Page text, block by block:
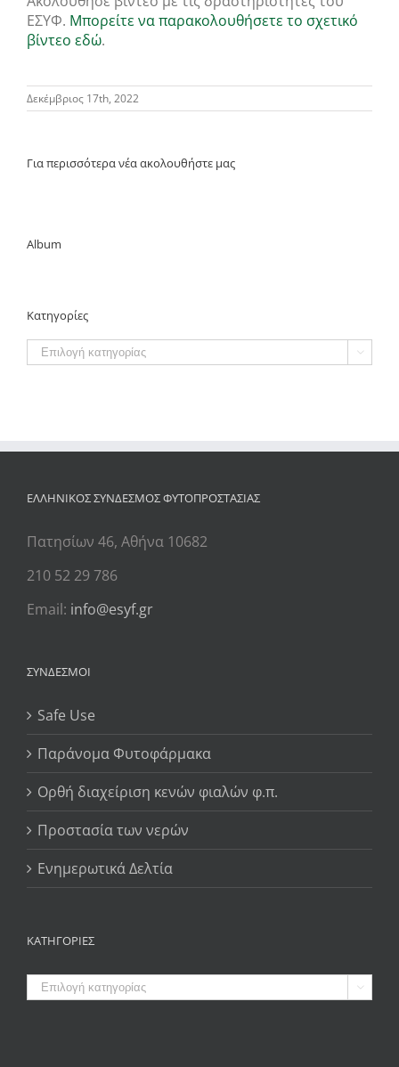
ΕΣΥΦ. Μπορείτε να παρακολουθήσετε το σχετικό
βίντεο εδώ.
Δεκέμβριος 17th, 2022
Για περισσότερα νέα ακολουθήστε μας
Album
Κατηγορίες
Κατηγορίες 
ΕΛΛΗΝΙΚΟΣ ΣΥΝΔΕΣΜΟΣ ΦΥΤΟΠΡΟΣΤΑΣΙΑΣ
Πατησίων 46, Αθήνα 10682
210 52 29 786
Email: info@esyf.gr
ΣΥΝΔΕΣΜΟΙ
Safe Use
Παράνομα Φυτοφάρμακα
Ορθή διαχείριση κενών φιαλών φ.π.
Προστασία των νερών
Ενημερωτικά Δελτία
ΚΑΤΗΓΟΡΙΕΣ
ΚΑΤΗΓΟΡΙΕΣ 